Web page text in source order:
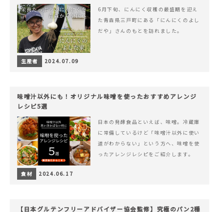
6月下旬、にんにく収穫の最盛期を迎え
た青森県三戸町にある「にんにくのよし
だや」さんのもとを訪れました。
生産者 2024.07.09
味噌汁以外にも！オリジナル味噌を使ったおすすめアレンジ
レシピ5選
日本の発酵食品といえば、味噌。冷蔵庫
に常備しているけど「味噌汁以外に使い
道がわからない」という方へ、味噌を使
ったアレンジレシピをご紹介します。
食材 2024.06.17
【日本グルテンフリーアドバイザー協会監修】究極のパン2種